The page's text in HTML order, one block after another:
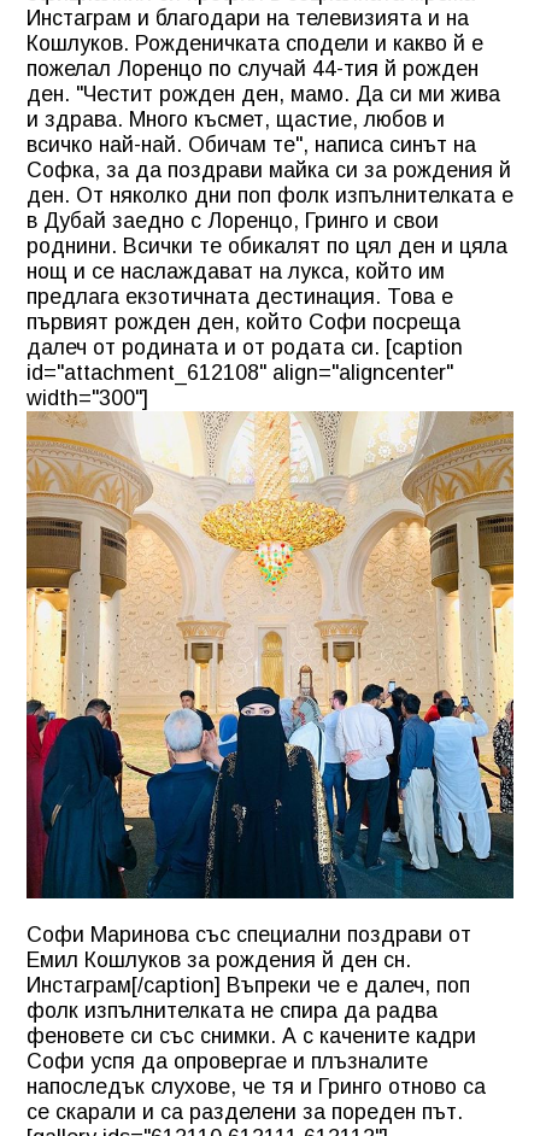
Инстаграм и благодари на телевизията и на
Кошлуков. Рожденичката сподели и какво й е
пожелал Лоренцо по случай 44-тия й рожден
ден. "Честит рожден ден, мамо. Да си ми жива
и здрава. Много късмет, щастие, любов и
всичко най-най. Обичам те", написа синът на
Софка, за да поздрави майка си за рождения й
ден. От няколко дни поп фолк изпълнителката е
в Дубай заедно с Лоренцо, Гринго и свои
роднини. Всички те обикалят по цял ден и цяла
нощ и се наслаждават на лукса, който им
предлага екзотичната дестинация. Това е
първият рожден ден, който Софи посреща
далеч от родината и от родата си. [caption
id="attachment_612108" align="aligncenter"
width="300"]
Софи Маринова със специални поздрави от
Емил Кошлуков за рождения й ден сн.
Инстаграм[/caption] Въпреки че е далеч, поп
фолк изпълнителката не спира да радва
феновете си със снимки. А с качените кадри
Софи успя да опровергае и плъзналите
напоследък слухове, че тя и Гринго отново са
се скарали и са разделени за пореден път.